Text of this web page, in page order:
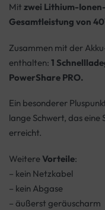
Mit zwei Lithium-
Gesamtleistung von
Zusammen mit der
enthalten: 1
PowerShare PRO.
Ein besonderer
lange Schwert, das eine
erreicht.
Weitere Vorteile:
– kein Netzkabel
– kein Abgase
– äußerst geräuscharm